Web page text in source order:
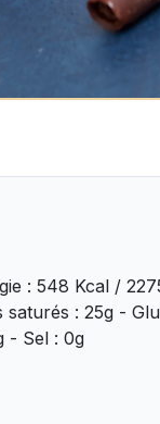
: 548 Kcal /
: 25g -
- Sel : 0g